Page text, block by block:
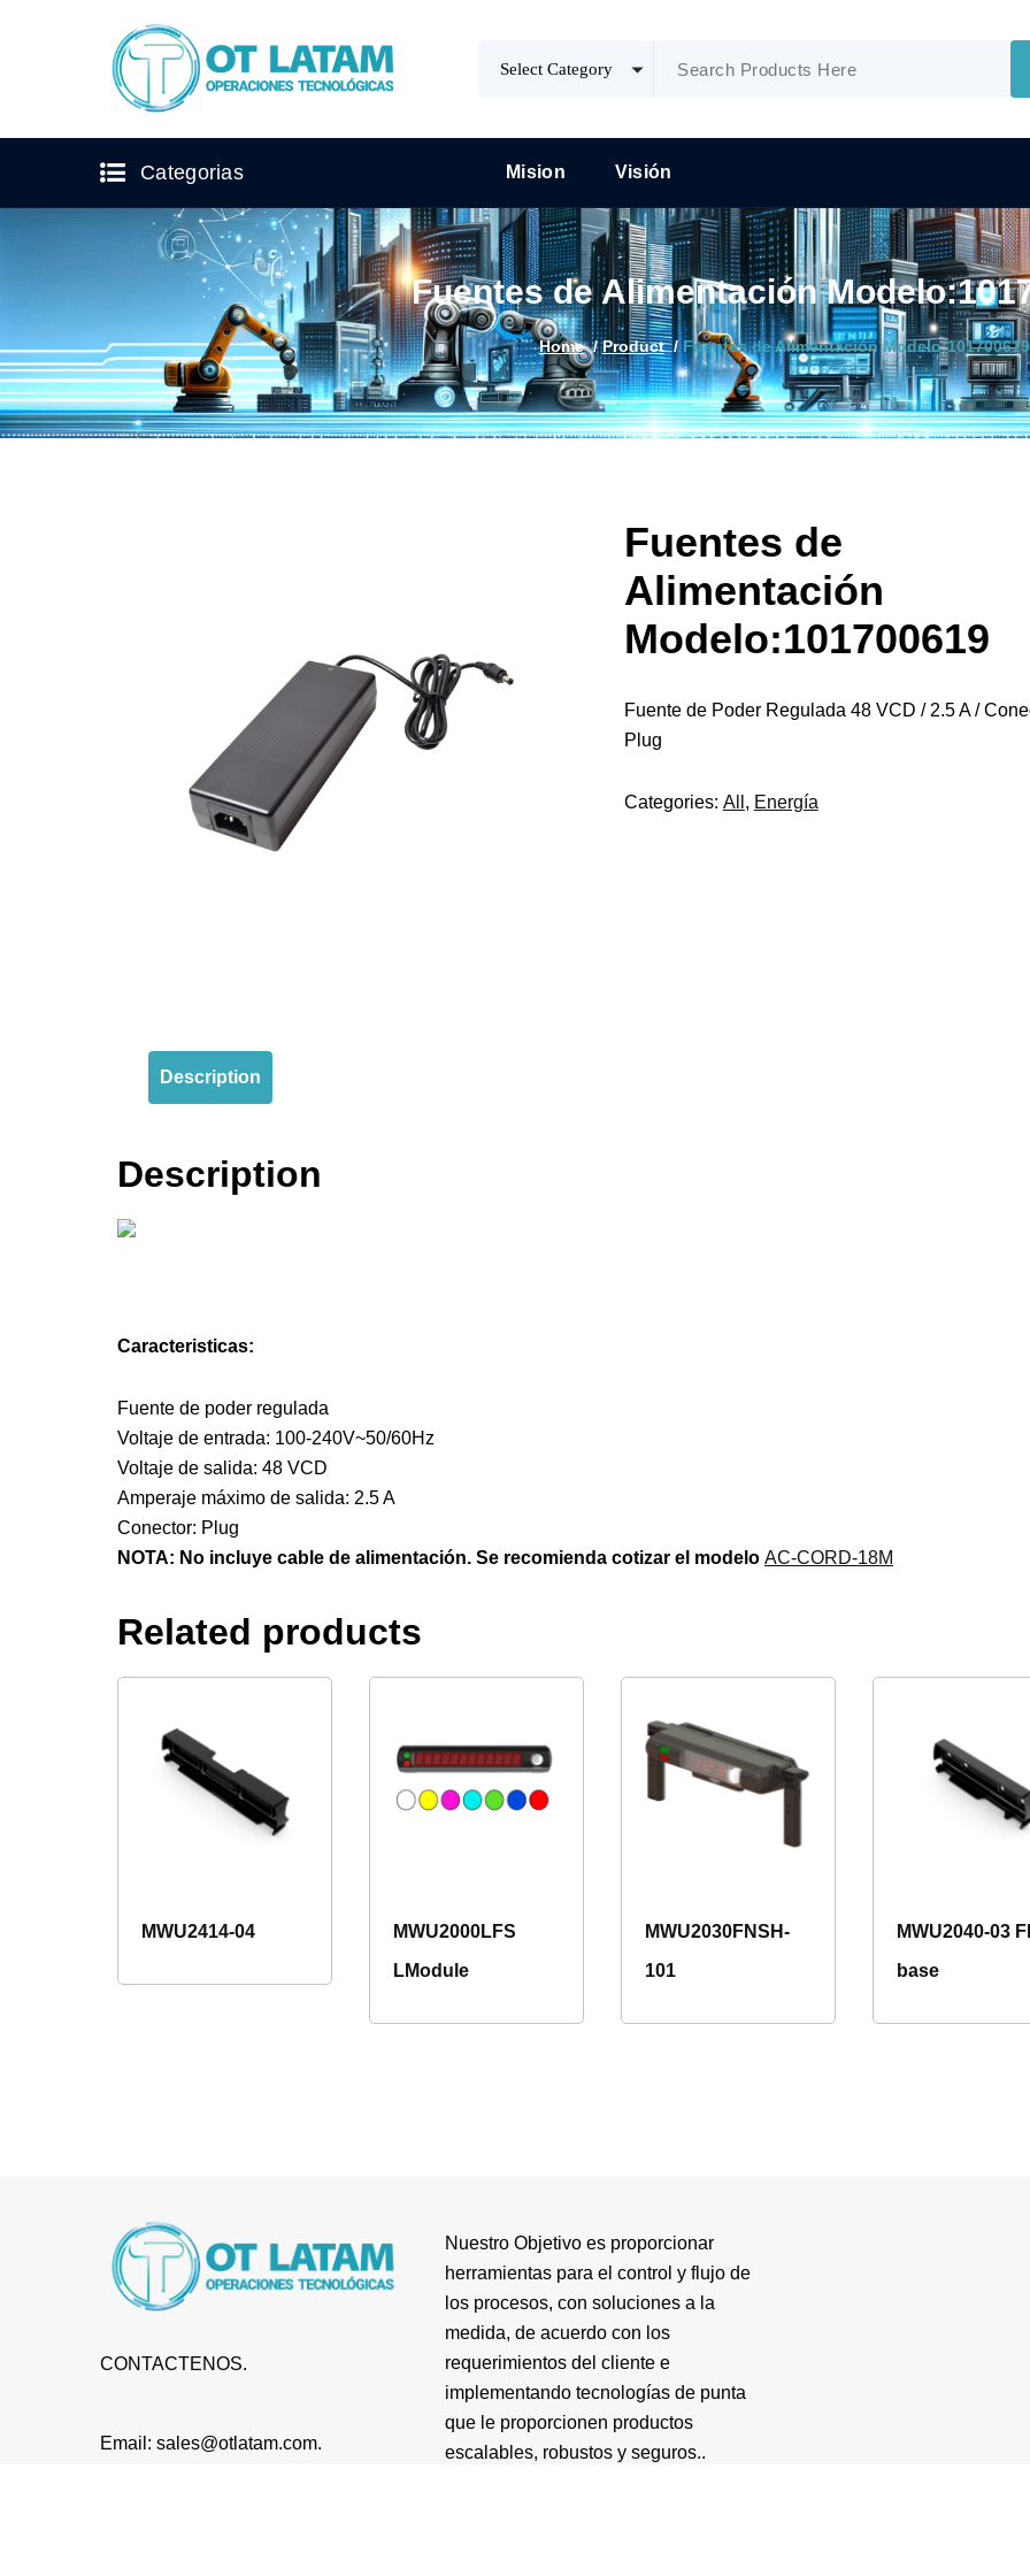
Categorias Mision Visión
Fuentes de Alimentación
Home/Product/Fuentes de Alimentación Modelo:101700619
Fuentes de
Alimentación
Modelo:101700619
Fuente de Poder Regulada 48 VCD / 2.5 A /
Plug
Categories: All , Energía
Description
Description
Caracteristicas:
Fuente de poder regulada
Voltaje de entrada: 100-240V~50/60Hz
Voltaje de salida: 48 VCD
Amperaje máximo de salida: 2.5 A
Conector: Plug
NOTA: No incluye cable de alimentación. Se recomienda cotizar el modelo AC-CORD-18M
Related products
MWU2414-04
MWU2000LFS
LModule
MWU2030FNSH-
101
MWU2040-03
base
CONTACTENOS.
Email: sales@otlatam.com.
Nuestro Objetivo es proporcionar
herramientas para el control y flujo de
los procesos, con soluciones a la
medida, de acuerdo con los
requerimientos del cliente e
implementando tecnologías de punta
que le proporcionen productos
escalables, robustos y seguros..